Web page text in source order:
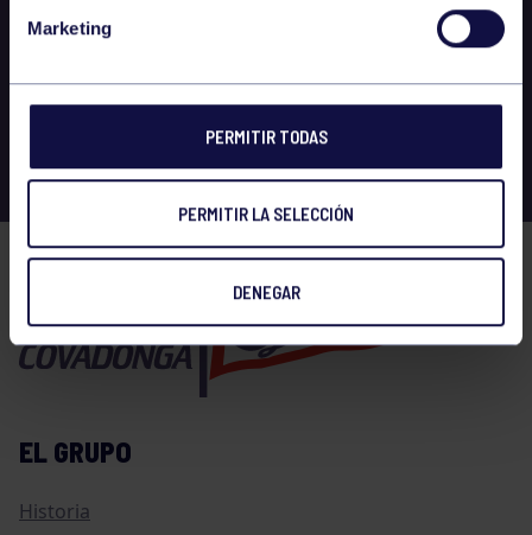
Marketing
PERMITIR TODAS
PERMITIR LA SELECCIÓN
DENEGAR
EL GRUPO
Historia